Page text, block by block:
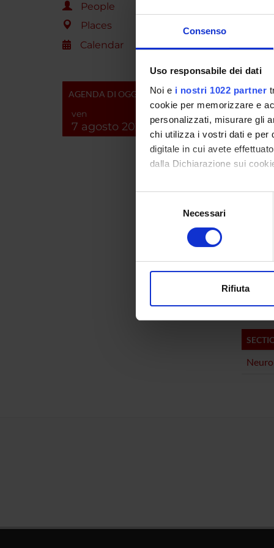
Consenso
Uso responsabile dei dati
Noi e i nostri 1022 partner
cookie per memorizzare e
personalizzati, misurare gli
chi utilizza i vostri dati e per
digitale in cui avete
dalla Dichiarazione sui
Con il tuo consenso,
raccogliere
digitali).
modificare o ritirare il tuo
di analisi dei dati web,
che hanno raccolto dal tuo
Necessari
Rifiuta
People
Places
Calendar
AGENDA DI OGGI
ven
7 agosto 2026
Tale
che
le
vita
di
Nicola